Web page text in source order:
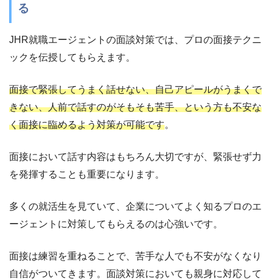
る
JHR就職エージェントの面談対策では、プロの面接テクニ
ックを伝授してもらえます。
面接で緊張してうまく話せない、自己アピールがうまくで
きない、人前で話すのがそもそも苦手、という方も不安な
く面接に臨めるよう対策が可能です。
面接において話す内容はもちろん大切ですが、緊張せず力
を発揮することも重要になります。
多くの就活生を見ていて、企業についてよく知るプロのエ
ージェントに対策してもらえるのは心強いです。
面接は練習を重ねることで、苦手な人でも不安がなくなり
自信がついてきます。面談対策においても親身に対応して